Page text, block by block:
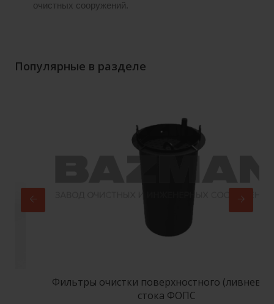
очистных сооружений.
Популярные в разделе
Фильтры очистки поверхностного (ливневого)
стока ФОПС